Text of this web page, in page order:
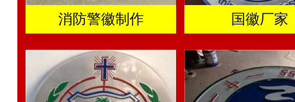
消防警徽制作 国徽厂家